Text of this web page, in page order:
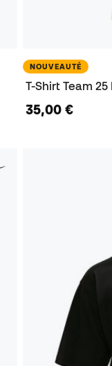
NOUVEAUTÉ
T-Shirt Team
35,00 €